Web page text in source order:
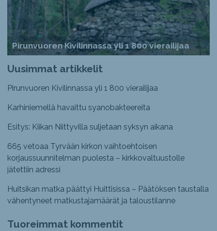
Pirunvuoren Kivilinnassa yli 1 800 vierailijaa
Uusimmat artikkelit
Pirunvuoren Kivilinnassa yli 1 800 vierailijaa
Karhiniemellä havaittu syanobakteereita
Esitys: Kiikan Niittyvilla suljetaan syksyn aikana
665 vetoaa Tyrvään kirkon vaihtoehtoisen
korjaussuunnitelman puolesta – kirkkovaltuustolle
jätettiin adressi
Huitsikan matka päättyi Huittisissa – Päätöksen taustalla
vähentyneet matkustajamäärät ja taloustilanne
Tuoreimmat kommentit